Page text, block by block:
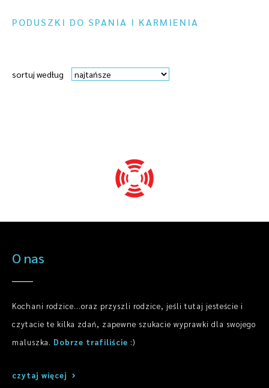
PODUSZKI DO SPANIA I KARMIENIA
sortuj według
O nas
Kochani rodzice...oraz przyszli rodzice, jeśli tutaj jesteście i
czytacie te kilka zdań, zapewne szukacie wyprawki dla swojego
maluszka. Dobrze trafiliście :)
czytaj więcej